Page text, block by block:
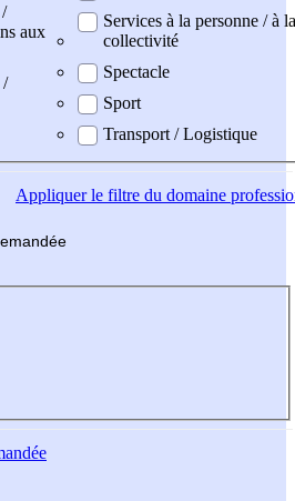
aux
/
Services à la personne / à la
collectivité
Spectacle
Sport
Transport / Logistique
Appliquerle filtre du domaine